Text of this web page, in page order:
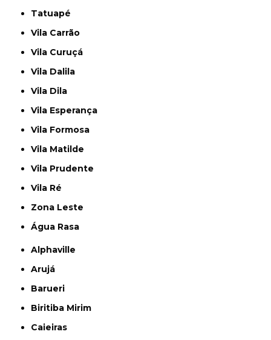
Tatuapé
Vila Carrão
Vila Curuçá
Vila Dalila
Vila Dila
Vila Esperança
Vila Formosa
Vila Matilde
Vila Prudente
Vila Ré
Zona Leste
Água Rasa
Alphaville
Arujá
Barueri
Biritiba Mirim
Caieiras